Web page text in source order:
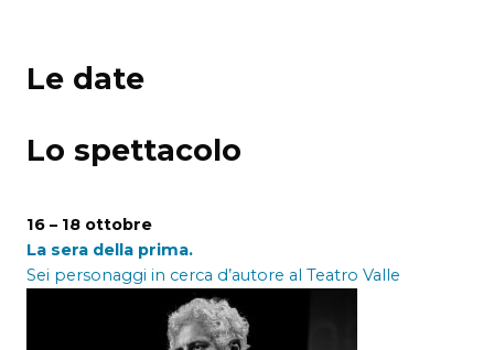
Lo spettacolo
16 – 18 ottobre
La sera della prima.
Sei personaggi in cerca d’autore al Teatro Valle
Le date